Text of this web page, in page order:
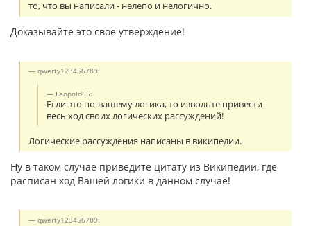
то, что вы написали - нелепо и нелогично.
Доказывайте это свое утверждение!
qwerty123456789:
Leopold65:
Если это по-вашему логика, то извольте привести
весь ход своих логических рассуждений!
Логические рассуждения написаны в википедии.
Ну в таком случае приведите цитату из Википедии, где
расписан ход Вашей логики в данном случае!
qwerty123456789: